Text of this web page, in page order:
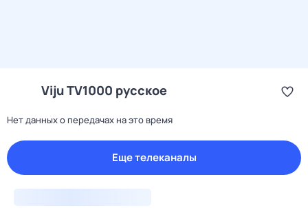
Viju TV1000 русское
Нет данных о передачах на это время
Еще телеканалы